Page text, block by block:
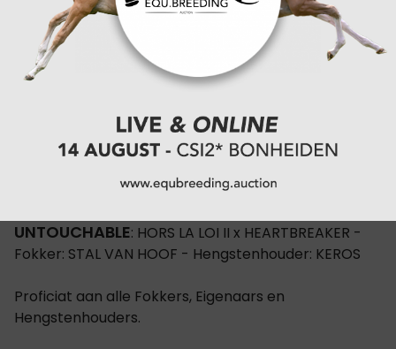
INDOUGLAS VAN HET BEVRIJDTHOF (DALLAS
VDL)
: DOUGLAS x HEARTBREAKER - Fokker: FRANS KENIS -
UNITED TOUCH S: UNTOUCHED x LUX Z - Fokker:
BISSCHOP EN JULIUS-PETER SINNACK
UNTOUCHABLE: HORS LA LOI II x HEARTBREAKER -
Fokker: STAL VAN HOOF - Hengstenhouder: KEROS
Proficiat aan alle Fokkers, Eigenaars en
Hengstenhouders.